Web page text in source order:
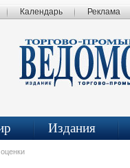
Календарь Реклама
Издания